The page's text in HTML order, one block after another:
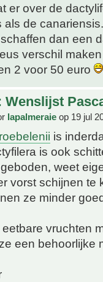
er over de
als de
dan een
verschil
2 voor 50 euro
Wenslijst
lapalmeraie op 19 jul
roebelenii is
is ook
weet
vorst schijnen te
ze minder
eetbare vruchten
een behoorlijke